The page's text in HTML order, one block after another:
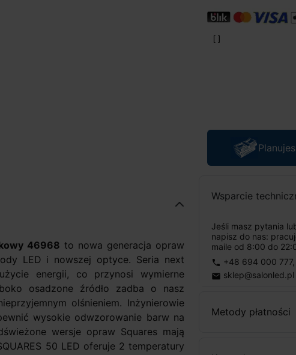
Wsparcie
Jeśli masz pytania
napisz do nas:
maile od 8:00 do
phone +48 694 000 777,
email sklep@salonled.pl
Metody płatności
46968 to nowa generacja opraw
LED i nowszej optyce. Seria next
energii, co przynosi wymierne
osadzone źródło zadba o nasz
olśnieniem. Inżynierowie
wysokie odwzorowanie barw na
wersje opraw Squares mają
50 LED oferuje 2 temperatury